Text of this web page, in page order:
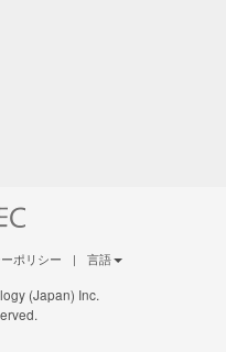
ポリシー | 言語
(Japan) Inc.